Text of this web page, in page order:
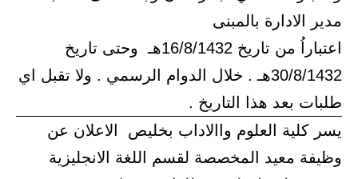
مدير الادارة بالمبنى
اعتباراُ من تاريخ 16/8/1432هـ وحتى تاريخ
30/8/1432هـ . خلال الدوام الرسمي . ولا تقبل اي
طلبات بعد هذا التاريخ .
يسر كلية العلوم واالاداب بخليص الاعلان عن
وظيفة معيد المخصصة لقسم اللغة الانجليزية